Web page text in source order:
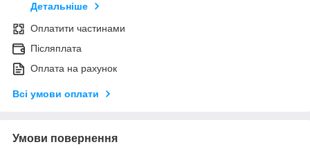
Детальніше
Оплатити частинами
Післяплата
Оплата на рахунок
Всі умови оплати
Умови повернення